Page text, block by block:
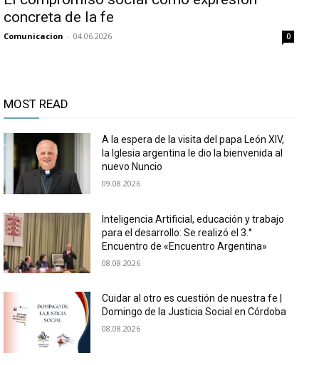
concreta de la fe
Comunicacion - 04.06.2026 0
MOST READ
A la espera de la visita del papa León XIV,
la Iglesia argentina le dio la bienvenida al
nuevo Nuncio
09.08.2026
Inteligencia Artificial, educación y trabajo
para el desarrollo: Se realizó el 3.°
Encuentro de «Encuentro Argentina»
08.08.2026
Cuidar al otro es cuestión de nuestra fe |
Domingo de la Justicia Social en Córdoba
08.08.2026